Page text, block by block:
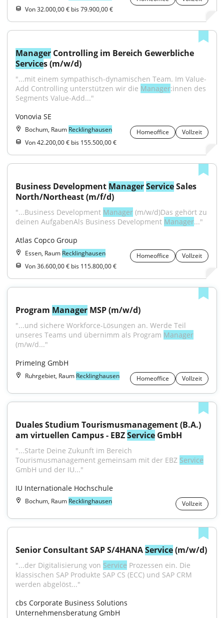
Von 32.000,00 € bis 79.900,00 €
Manager
Services (m/w/d)
"...mit einem sympathisch-dynamischen Team. Im Value-
Add Controlling unterstützen wir die Manager:innen des
Segments Value-Add..."
Vonovia SE
Bochum, Raum Recklinghausen Homeoffice
Vollzeit
Von 42.200,00 € bis 155.500,00 €
Business Development ManagerService Sales
North/Northeast (m/f/d)
"...Business Development Manager (m/w/d)Das gehört zu
deinen AufgabenAls Business Development Manager..."
Atlas Copco Group
Essen, Raum Recklinghausen Homeoffice
Vollzeit
Von 36.600,00 € bis 115.800,00 €
Program Manager MSP (m/w/d)
"...und sichere Workforce-Lösungen an. Werde Teil
unseres Teams und übernimm als Program Manager
(m/w/d..."
PrimeIng GmbH
Ruhrgebiet, Raum Recklinghausen Homeoffice Vollzeit
Duales Studium Tourismusmanagement (B.A.)
am virtuellen Campus - EBZ Service GmbH
"...Starte Deine Zukunft im Bereich
Tourismusmanagement gemeinsam mit der EBZ Service
GmbH und der IU..."
IU Internationale Hochschule
Bochum, Raum Recklinghausen Vollzeit
Senior Consultant SAP S/4HANA Service (m/w/d)
"...der Digitalisierung von Service Prozessen ein. Die
klassischen SAP Produkte SAP CS (ECC) und SAP CRM
werden abgelöst..."
cbs Corporate Business Solutions
Unternehmensberatung GmbH